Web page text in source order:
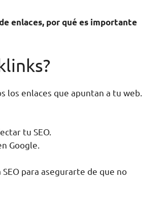
enlaces, por qué es importante
los enlaces que apuntan a tu web.
tu SEO.
Google.
para asegurarte de que no